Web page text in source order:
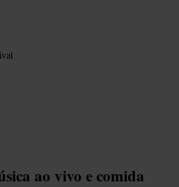
ao vivo e comida